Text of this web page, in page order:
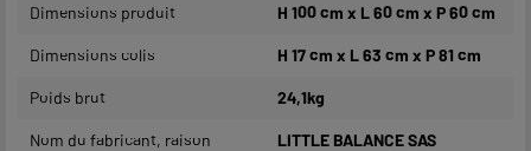
Dimensions produit H 100 cm x L 60 cm x P 60 cm
Dimensions colis H 17 cm x L 63 cm x P 81 cm
Poids brut 24,1kg
Nom du fabricant, raison
LITTLE BALANCE SAS